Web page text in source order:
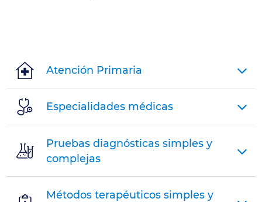
privada
¿Qué es
el
copago?
Periodo de
permanencia
Atención Primaria
Especialidades médicas
Pruebas diagnósticas simples y
complejas
Métodos terapéuticos simples y